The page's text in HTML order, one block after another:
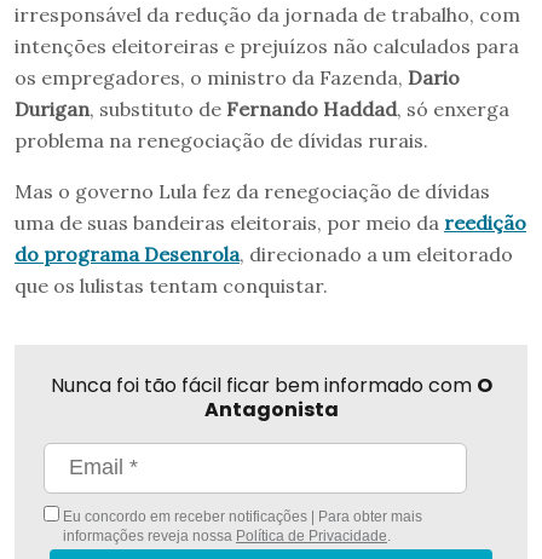
irresponsável da redução da jornada de trabalho, com
intenções eleitoreiras e prejuízos não calculados para
os empregadores, o ministro da Fazenda, Dario
Durigan, substituto de Fernando Haddad, só enxerga
problema na renegociação de dívidas rurais.
Mas o governo Lula fez da renegociação de dívidas
uma de suas bandeiras eleitorais, por meio da reedição
do programa Desenrola, direcionado a um eleitorado
que os lulistas tentam conquistar.
Nunca foi tão fácil ficar bem informado com O
Antagonista
Eu concordo em receber notificações | Para obter mais
informações reveja nossa Política de Privacidade.